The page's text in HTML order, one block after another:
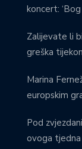
koncert:
Zalijevate li
greška
Marina
europskim
Pod
ovoga